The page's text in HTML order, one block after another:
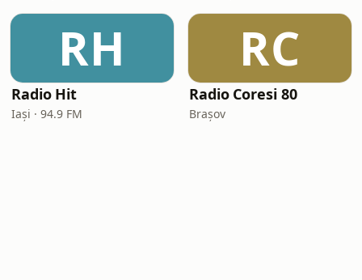
RH
Radio Hit
Iași · 94.9 FM
RC
Radio Coresi 80
Brașov